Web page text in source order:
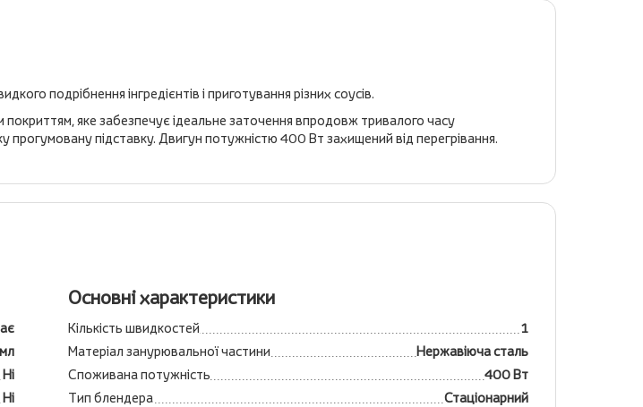
подрібнення інгредієнтів і приготування різних соусів.
покриттям, яке забезпечує ідеальне заточення впродовж тривалого часу
прогумовану підставку. Двигун потужністю 400 Вт захищений від перегрівання.
Ні
Ні
Основні характеристики
Кількість швидкостей
1
Матеріал занурювальної частини
Нержавіюча сталь
Споживана потужність
400 Вт
Тип блендера
Стаціонарний